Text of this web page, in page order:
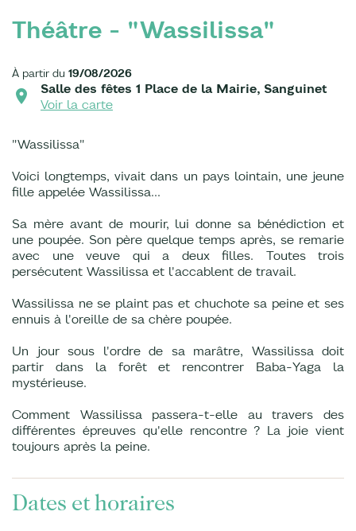
Théâtre - "Wassilissa"
À partir du 19/08/2026
Salle des fêtes 1 Place de la Mairie, Sanguinet
Voir la carte
"Wassilissa"
Voici longtemps, vivait dans un pays lointain, une jeune
fille appelée Wassilissa...
Sa mère avant de mourir, lui donne sa bénédiction et
une poupée. Son père quelque temps après, se remarie
avec une veuve qui a deux filles. Toutes trois
persécutent Wassilissa et l'accablent de travail.
Wassilissa ne se plaint pas et chuchote sa peine et ses
ennuis à l'oreille de sa chère poupée.
Un jour sous l'ordre de sa marâtre, Wassilissa doit
partir dans la forêt et rencontrer Baba-Yaga la
mystérieuse.
Comment Wassilissa passera-t-elle au travers des
différentes épreuves qu'elle rencontre ? La joie vient
toujours après la peine.
Dates et horaires